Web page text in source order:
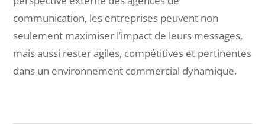
communication, les entreprises peuvent non
seulement maximiser l’impact de leurs messages,
mais aussi rester agiles, compétitives et pertinentes
dans un environnement commercial dynamique.